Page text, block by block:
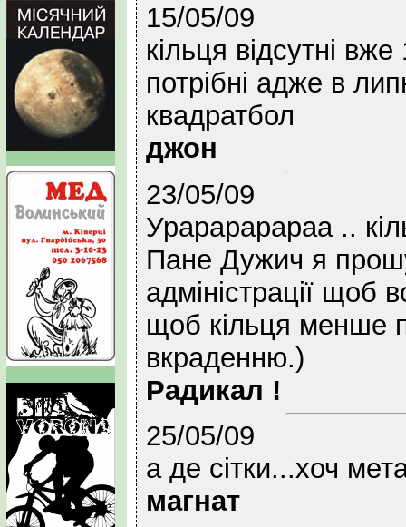
15/05/09
кільця відсутні
потрібні адже в
квадратбол
джон
23/05/09
Урарарарараа ..
Пане Дужич я
адміністрації щоб
щоб кільця менше
вкраденню.)
Радикал !
25/05/09
а де cітки...хоч
магнат